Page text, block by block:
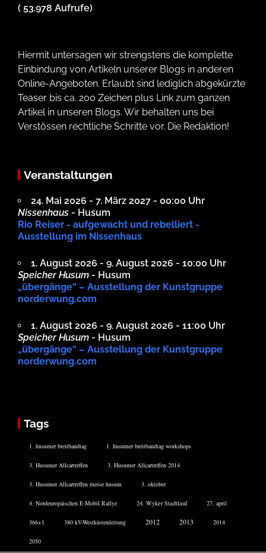
( 53.978 Aufrufe)
Hiermit untersagen wir strengstens die komplette
Einbindung von Artikeln unserer Blogs in anderen
Online-Angeboten. Erlaubt sind lediglich abgekürzte
Teaser bis ca. 200 Zeichen plus Link zum ganzen
Artikel in unseren Blogs. Wir behalten uns bei
Verstössen rechtliche Schritte vor. Die Redaktion!
Veranstaltungen
24. Mai 2026 - 7. März 2027 - 00:00 Uhr
Nissenhaus - Husum
Rio Reiser - aufgewacht und rebelliert -
Ausstellung im Nissenhaus
1. August 2026 - 9. August 2026 - 10:00 Uhr
Speicher Husum - Husum
„übergänge“ – Ausstellung der Kunstgruppe
norderwung.com
1. August 2026 - 9. August 2026 - 11:00 Uhr
Speicher Husum - Husum
„übergänge“ – Ausstellung der Kunstgruppe
norderwung.com
Tags
1. husumer breitbandtag 1. husumer breitbandtag workshops
3. Husumer Allcartreffen 3. Husumer Allcartreffen 2014
3. Husumer Allcartreffen messe husum 3. oktober
4. Nordeuropäischen E-Mobil Rallye 24. Wyker Stadtlauf 27. april
366+1 380 kV-Westküstenleitung 2012 2013 2014
2050